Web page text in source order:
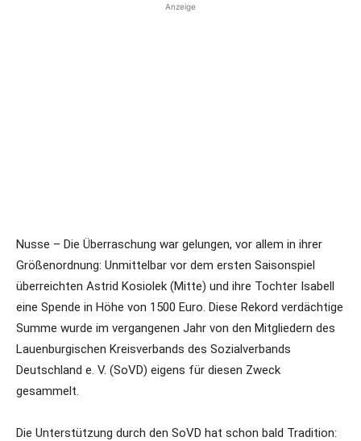
Anzeige
Nusse – Die Überraschung war gelungen, vor allem in ihrer
Größenordnung: Unmittelbar vor dem ersten Saisonspiel
überreichten Astrid Kosiolek (Mitte) und ihre Tochter Isabell
eine Spende in Höhe von 1500 Euro. Diese Rekord verdächtige
Summe wurde im vergangenen Jahr von den Mitgliedern des
Lauenburgischen Kreisverbands des Sozialverbands
Deutschland e. V. (SoVD) eigens für diesen Zweck
gesammelt.
Die Unterstützung durch den SoVD hat schon bald Tradition: